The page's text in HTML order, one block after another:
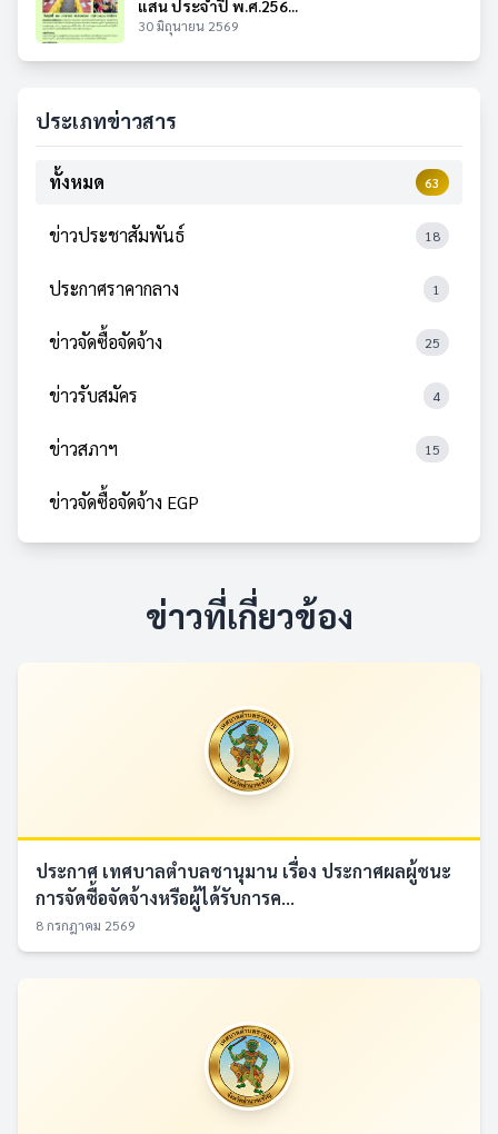
แสน ประจำปี พ.ศ.256...
30 มิถุนายน 2569
ประเภทข่าวสาร
ทั้งหมด 63
ข่าวประชาสัมพันธ์ 18
ประกาศราคากลาง 1
ข่าวจัดซื้อจัดจ้าง 25
ข่าวรับสมัคร 4
ข่าวสภาฯ 15
ข่าวจัดซื้อจัดจ้าง EGP
ข่าวที่เกี่ยวข้อง
ประกาศ เทศบาลตำบลชานุมาน เรื่อง ประกาศผลผู้ชนะ
การจัดซื้อจัดจ้างหรือผู้ได้รับการค...
8 กรกฎาคม 2569